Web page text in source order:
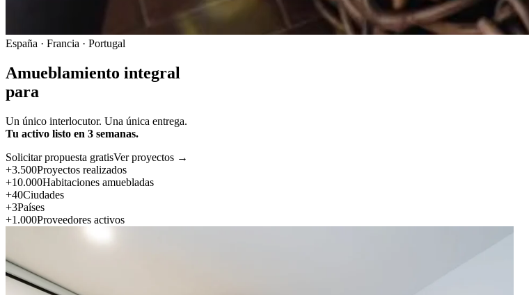
España · Francia · Portugal
Amueblamiento integral
para
Un único interlocutor. Una única entrega.
Tu activo listo en 3 semanas.
Solicitar propuesta gratisVer proyectos →
+3.500Proyectos realizados
+10.000Habitaciones amuebladas
+40Ciudades
+3Países
+1.000Proveedores activos